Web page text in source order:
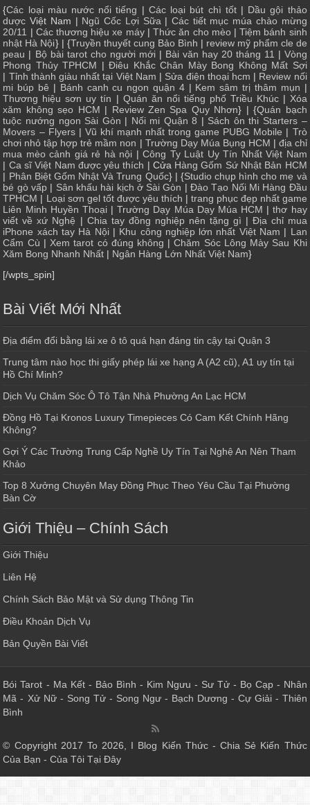
{Các loại màu nước nổi tiếng | Các loại bút chì tốt| Dầu gội thảo
dược Việt Nam | Ngũ Cốc Lợi Sữa | Các tiết mục múa chào mừng
20/11 | Các thương hiệu xe máy|Thức ăn cho mèo|Tiệm bánh sinh
nhật Hà Nội} | {Truyền thuyết cung Bảo Bình | review mỹ phẩm cle de
peau | Bộ bài tarot cho người mới| Bài văn hay 20 tháng 11 | Vòng
Phong Thủy TPHCM |Điêu Khắc Chân Mày Bong Không Mất Sợi
| Tỉnh thành giàu nhất tại Việt Nam | Sửa điện thoại hcm | Review nối
mi búp bê | Bánh canh cu ngon quận 4| Kem sâm trị thâm mụn |
Thương hiệu sơn uy tín | Quán ăn nổi tiếng phố Triều Khúc| Xóa
xăm không sẹo HCM | Review Zen Spa Quy Nhơn} | {Quán bạch
tuộc nướng ngon Sài Gòn | Nối mi Quận 8 | Sách ôn thi Starters –
Movers – Flyers| Vũ khí mạnh nhất trong game PUBG Mobile | Trò
chơi nhỏ tập hợp trẻ mầm non | Trường Dạy Múa Bụng HCM | địa chỉ
mua mèo cảnh giá rẻ hà nội |Công Ty Luật Uy Tín Nhất Việt Nam
| Ca sĩ Việt Nam được yêu thích | Cửa Hàng Gốm Sứ Nhật Bản HCM
| Phân Biệt Gốm Nhật Và Trung Quốc} | {Studio chụp hình cho mẹ và
bé gò vấp | Sân khấu hài kịch ở Sài Gòn |Đào Tạo Nối Mi Hàng Đầu
TPHCM | Loại sơn gel tốt được yêu thích | trang phục đẹp nhất game
Liên Minh Huyền Thoại|Trường Dạy Múa Dạy Múa HCM |thơ hay
viết về xứ Nghệ | Chia tay đồng nghiệp nên tặng gì | Địa chỉ mua
iPhone xách tay Hà Nội| Khu công nghiệp lớn nhất Việt Nam | Lan
Cẩm Cù | Xem tarot có đúng không |Chăm Sóc Lông Mày Sau Khi
Xăm Bong Nhanh Nhất | Ngân Hàng Lớn Nhất Việt Nam}
[/wpts_spin]
Bài Viết Mới Nhất
Địa điểm đổi bằng lái xe ô tô quá hạn đáng tin cậy tại Quận 3
Trung tâm nào học thi giấy phép lái xe hạng A (A2 cũ), A1 uy tín tại
Hồ Chí Minh?
Dịch Vụ Chăm Sóc Ô Tô Tận Nhà Phường An Lạc HCM
Đồng Hồ Tại Kronos Luxury Timepieces Có Cam Kết Chính Hãng
Không?
Gợi Ý Các Trường Trung Cấp Nghề Uy Tín Tại Nghệ An Nên Tham
Khảo
Top 8 Xưởng Chuyên May Đồng Phục Theo Yêu Cầu Tại Phường
Bàn Cờ
Giới Thiệu – Chính Sách
Giới Thiệu
Liên Hệ
Chính Sách Bảo Mật và Sử dụng Thông Tin
Điều Khoản Dịch Vụ
Bản Quyền Bài Viết
Bói Tarot - Ma Kết- Bảo Bình - Kim Ngưu - Sư Tử- Bọ Cạp- Nhân
Mã - Xử Nữ- Song Tử- Song Ngư- Bạch Dương - Cự Giải- Thiên
Bình
© Copyright 2017 To 2026, I Blog Kiến Thức - Chia Sẻ Kiến Thức
Của Bạn - Của Tôi Tại Đây